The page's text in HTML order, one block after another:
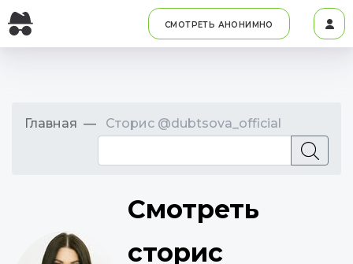
СМОТРЕТЬ АНОНИМНО
Главная Сторис @dubtsova_official
Смотреть
сторис